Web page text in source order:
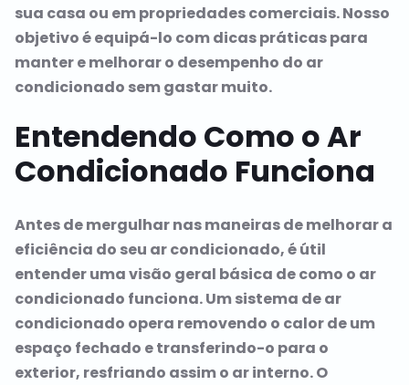
sua casa ou em propriedades comerciais. Nosso
objetivo é equipá-lo com dicas práticas para
manter e melhorar o desempenho do ar
condicionado sem gastar muito.
Entendendo Como o Ar
Condicionado Funciona
Antes de mergulhar nas maneiras de melhorar a
eficiência do seu ar condicionado, é útil
entender uma visão geral básica de como o ar
condicionado funciona. Um sistema de ar
condicionado opera removendo o calor de um
espaço fechado e transferindo-o para o
exterior, resfriando assim o ar interno. O